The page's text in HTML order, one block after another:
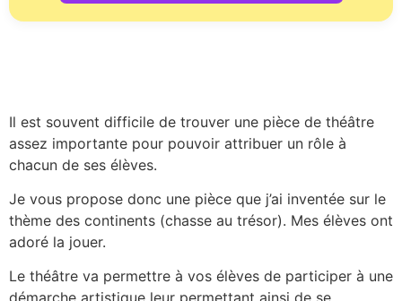
Il est souvent difficile de trouver une pièce de théâtre
assez importante pour pouvoir attribuer un rôle à
chacun de ses élèves.
Je vous propose donc une pièce que j’ai inventée sur le
thème des continents (chasse au trésor). Mes élèves ont
adoré la jouer.
Le théâtre va permettre à vos élèves de participer à une